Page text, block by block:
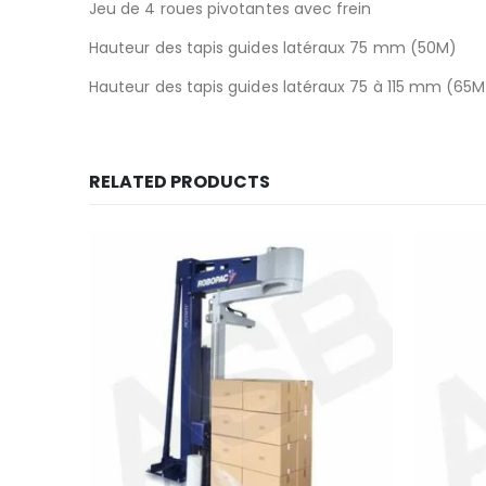
Jeu de 4 roues pivotantes avec frein
Hauteur des tapis guides latéraux 75 mm (50M)
Hauteur des tapis guides latéraux 75 à 115 mm
RELATED PRODUCTS